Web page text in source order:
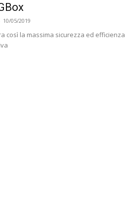
10/05/2019
così la massima sicurezza ed